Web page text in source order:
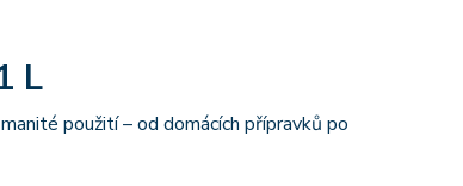
L
použití – od domácích přípravků po